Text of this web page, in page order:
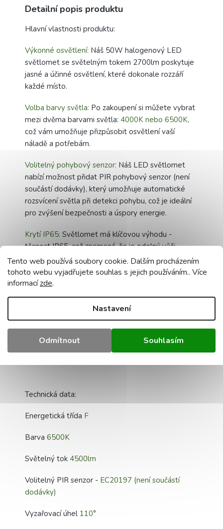
Tento web používá soubory cookie. Dalším procházením
tohoto webu vyjadřujete souhlas s jejich používáním.. Více
informacízde.
Nastavení
Odmítnout Souhlasím
Detailní popis produktu
Hlavní vlastnosti produktu:
Výkonné osvětlení: Náš 50W halogenový LED
světlomet se světelným tokem 2700lm poskytuje
jasné a účinné osvětlení, které dokonale rozzáří
každé místo.
Volba barvy světla: Po zakoupení si můžete vybrat
mezi dvěma barvami světla: 4000K nebo 6500K,
což vám umožňuje přizpůsobit osvětlení vaší
náladě a potřebám.
Volitelný pohybový senzor: Náš LED světlomet
nabízí možnost přidat PIR pohybový senzor (není
součástí dodávky), který umožňuje automatické
rozsvícení světla při detekci pohybu, což je ideální
pro zvýšení bezpečnosti a úspory energie.
Krytí IP65: Světlomet má klíčovou výhodu -
těsnost IP65, což znamená, že je odolný vůči
prachu a vlhkosti, takže jej můžete volně používat
venku, na zahradě, na dvoře nebo na jiných místech,
kde je vyžadováno trvalé osvětlení.
Volitelný pohybový senzor: Náš LED světlomet
součástí dodávky), který umožňuje automatické
rozsvícení světla při detekci pohybu, což je ideální
pro zvýšení bezpečnosti a úspory energie.
Technická data:
Energetická třída F
Barva 6500K
Světelný tok 4500lm
Volitelný PIR senzor - EC20197 (není součástí
dodávky)
Vyzařovací úhel 110°